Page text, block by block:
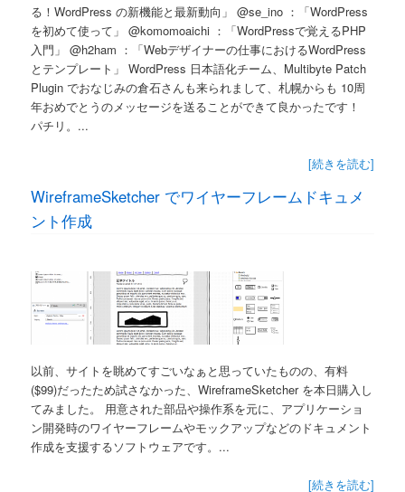
る！WordPress の新機能と最新動向」 @se_ino ：「WordPress
を初めて使って」 @komomoaichi ：「WordPressで覚えるPHP
入門」 @h2ham ：「Webデザイナーの仕事におけるWordPress
とテンプレート」 WordPress 日本語化チーム、Multibyte Patch
Plugin でおなじみの倉石さんも来られまして、札幌からも 10周
年おめでとうのメッセージを送ることができて良かったです！
パチリ。...
[続きを読む]
WireframeSketcher でワイヤーフレームドキュメ
ント作成
以前、サイトを眺めてすごいなぁと思っていたものの、有料
($99)だったため試さなかった、WireframeSketcher を本日購入し
てみました。 用意された部品や操作系を元に、アプリケーショ
ン開発時のワイヤーフレームやモックアップなどのドキュメント
作成を支援するソフトウェアです。...
[続きを読む]